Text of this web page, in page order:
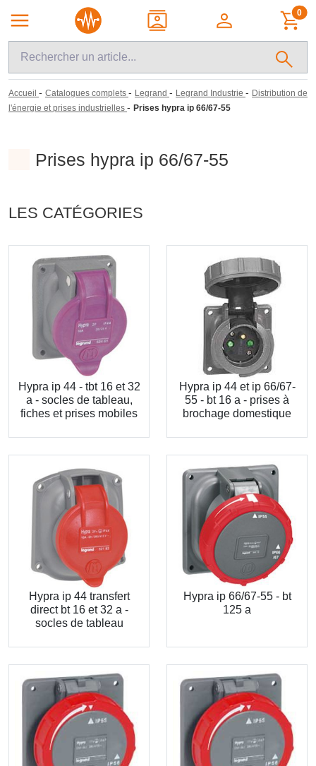
0
Accueil - Catalogues complets - Legrand - Legrand Industrie - Distribution de
l'énergie et prises industrielles - Prises hypra ip 66/67-55
Prises hypra ip 66/67-55
LES CATÉGORIES
Hypra ip 44 - tbt 16 et 32
a - socles de tableau,
fiches et prises mobiles
Hypra ip 44 et ip 66/67-
55 - bt 16 a - prises à
brochage domestique
Hypra ip 44 transfert
direct bt 16 et 32 a -
socles de tableau
Hypra ip 66/67-55 - bt
125 a